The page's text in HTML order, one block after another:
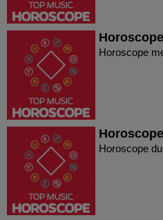
Horoscope
Horoscope